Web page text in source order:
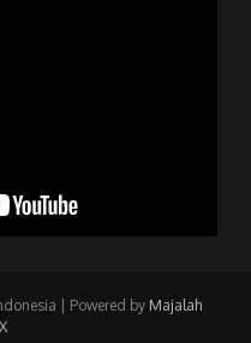
| Powered by Majalah